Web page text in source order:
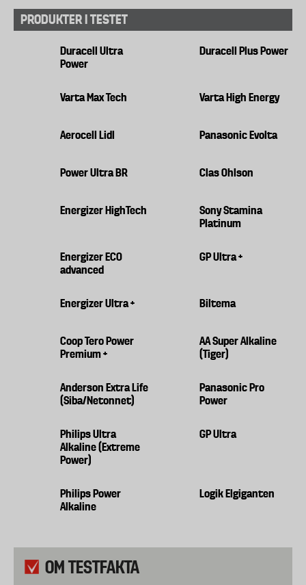
PRODUKTER I TESTET
Duracell Ultra
Power
Duracell Plus Power
Varta Max Tech Varta High Energy
Aerocell Lidl Panasonic Evolta
Power Ultra BR Clas Ohlson
Energizer HighTech
Sony Stamina
Platinum
Energizer ECO
advanced
GP Ultra +
Energizer Ultra + Biltema
Coop Tero Power
Premium +
AA Super Alkaline
(Tiger)
Anderson Extra Life
(Siba/Netonnet)
Panasonic Pro
Power
Philips Ultra
Alkaline (Extreme
Power)
GP Ultra
Philips Power
Alkaline
Logik Elgiganten
OM TESTFAKTA